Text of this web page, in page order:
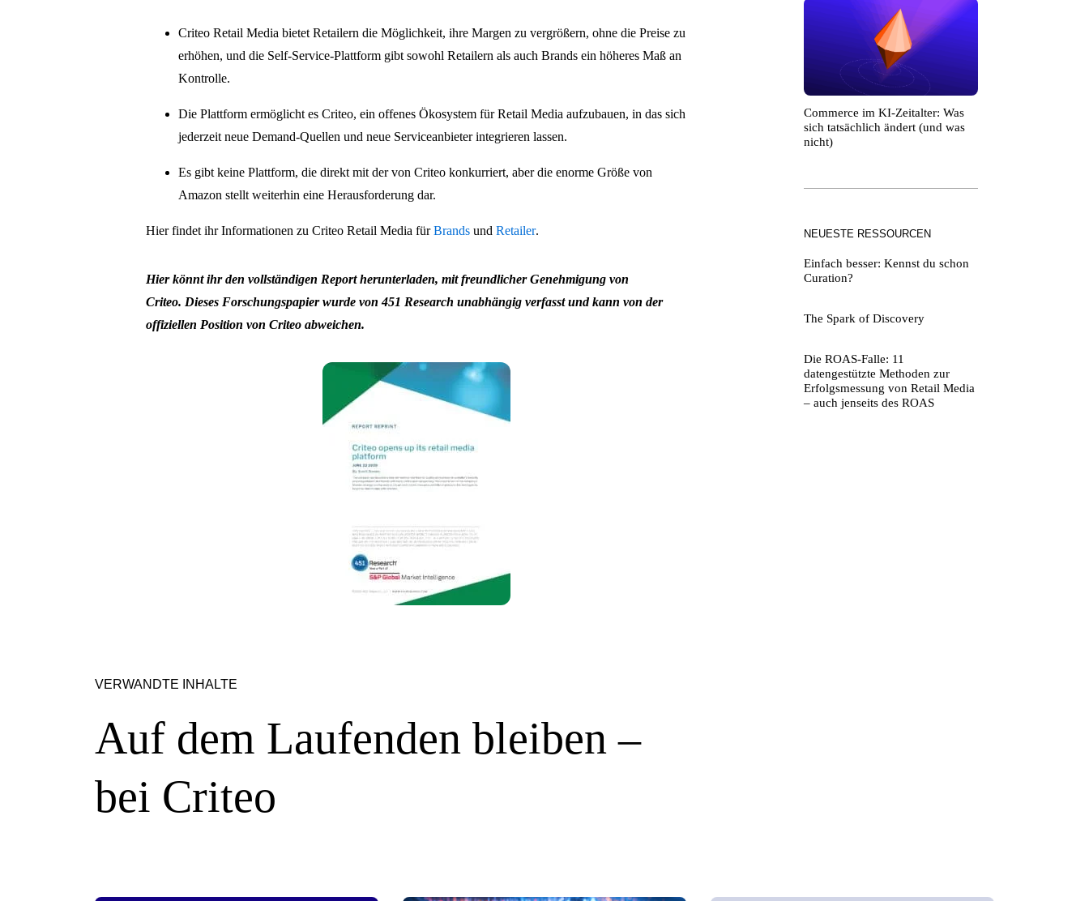
Criteo Retail Media bietet Retailern die Möglichkeit, ihre Margen zu vergrößern, ohne die Preise zu
erhöhen, und die Self-Service-Plattform gibt sowohl Retailern als auch Brands ein höheres Maß an
Kontrolle.
Die Plattform ermöglicht es Criteo, ein offenes Ökosystem für Retail Media aufzubauen, in das sich
jederzeit neue Demand-Quellen und neue Serviceanbieter integrieren lassen.
Es gibt keine Plattform, die direkt mit der von Criteo konkurriert, aber die enorme Größe von
Amazon stellt weiterhin eine Herausforderung dar.
Hier findet ihr Informationen zu Criteo Retail Media fürBrands undRetailer.
Hier könnt ihr den vollständigen Report herunterladen, mit freundlicher Genehmigung von
Criteo. Dieses Forschungspapier wurde von 451 Research unabhängig verfasst und kann von der
offiziellen Position von Criteo abweichen.
Commerce im KI-Zeitalter: Was
sich tatsächlich ändert (und was
nicht)
NEUESTE RESSOURCEN
Einfach besser: Kennst du schon
Curation?
The Spark of Discovery
Die ROAS-Falle: 11
datengestützte Methoden zur
Erfolgsmessung von Retail Media
– auch jenseits des ROAS
VERWANDTE INHALTE
Auf dem Laufenden bleiben –
bei Criteo